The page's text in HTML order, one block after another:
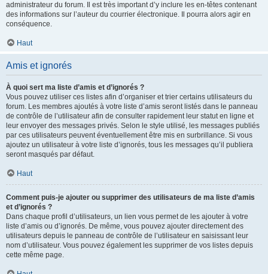
administrateur du forum. Il est très important d’y inclure les en-têtes contenant
des informations sur l’auteur du courrier électronique. Il pourra alors agir en
conséquence.
Haut
Amis et ignorés
À quoi sert ma liste d’amis et d’ignorés ?
Vous pouvez utiliser ces listes afin d’organiser et trier certains utilisateurs du
forum. Les membres ajoutés à votre liste d’amis seront listés dans le panneau
de contrôle de l’utilisateur afin de consulter rapidement leur statut en ligne et
leur envoyer des messages privés. Selon le style utilisé, les messages publiés
par ces utilisateurs peuvent éventuellement être mis en surbrillance. Si vous
ajoutez un utilisateur à votre liste d’ignorés, tous les messages qu’il publiera
seront masqués par défaut.
Haut
Comment puis-je ajouter ou supprimer des utilisateurs de ma liste d’amis
et d’ignorés ?
Dans chaque profil d’utilisateurs, un lien vous permet de les ajouter à votre
liste d’amis ou d’ignorés. De même, vous pouvez ajouter directement des
utilisateurs depuis le panneau de contrôle de l’utilisateur en saisissant leur
nom d’utilisateur. Vous pouvez également les supprimer de vos listes depuis
cette même page.